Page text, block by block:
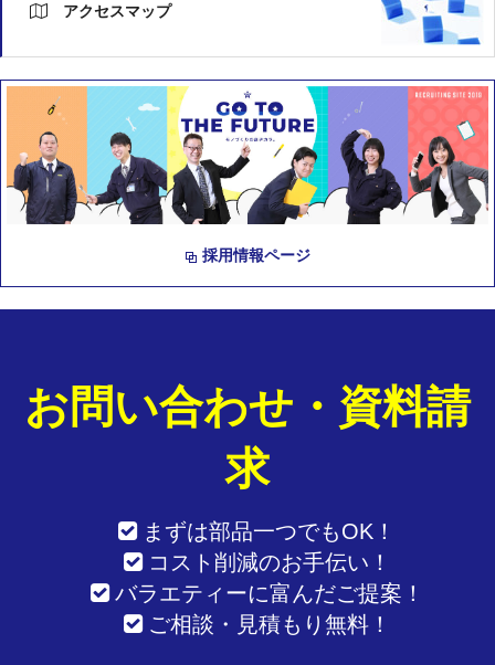
アクセスマップ
採用情報ページ
お問い合わせ・資料請
求
まずは部品一つでもOK！
コスト削減のお手伝い！
バラエティーに富んだご提案！
ご相談・見積もり無料！